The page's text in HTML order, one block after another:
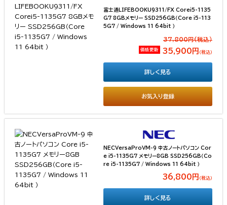
富士通LIFEBOOKU9311/FX Corei5-1135
G7 8GBメモリー SSD256GB（Core i5-113
5G7 / Windows 11 64bit ）
37,800円(税込）
価格更新 35,900円 （税込）
お気入り登録
詳しく見る
NECVersaProVM-9 中古ノートパソコン Cor
e i5-1135G7 メモリー8GB SSD256GB（Co
re i5-1135G7 / Windows 11 64bit ）
36,800円 （税込）
詳しく見る